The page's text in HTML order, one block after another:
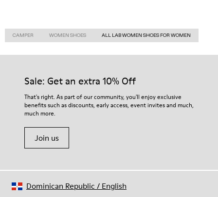
CAMPER WOMEN SHOES ALL LAB WOMEN SHOES FOR WOMEN
Sale: Get an extra 10% Off
That's right. As part of our community, you'll enjoy exclusive
benefits such as discounts, early access, event invites and much,
much more.
Join us
Dominican Republic / English